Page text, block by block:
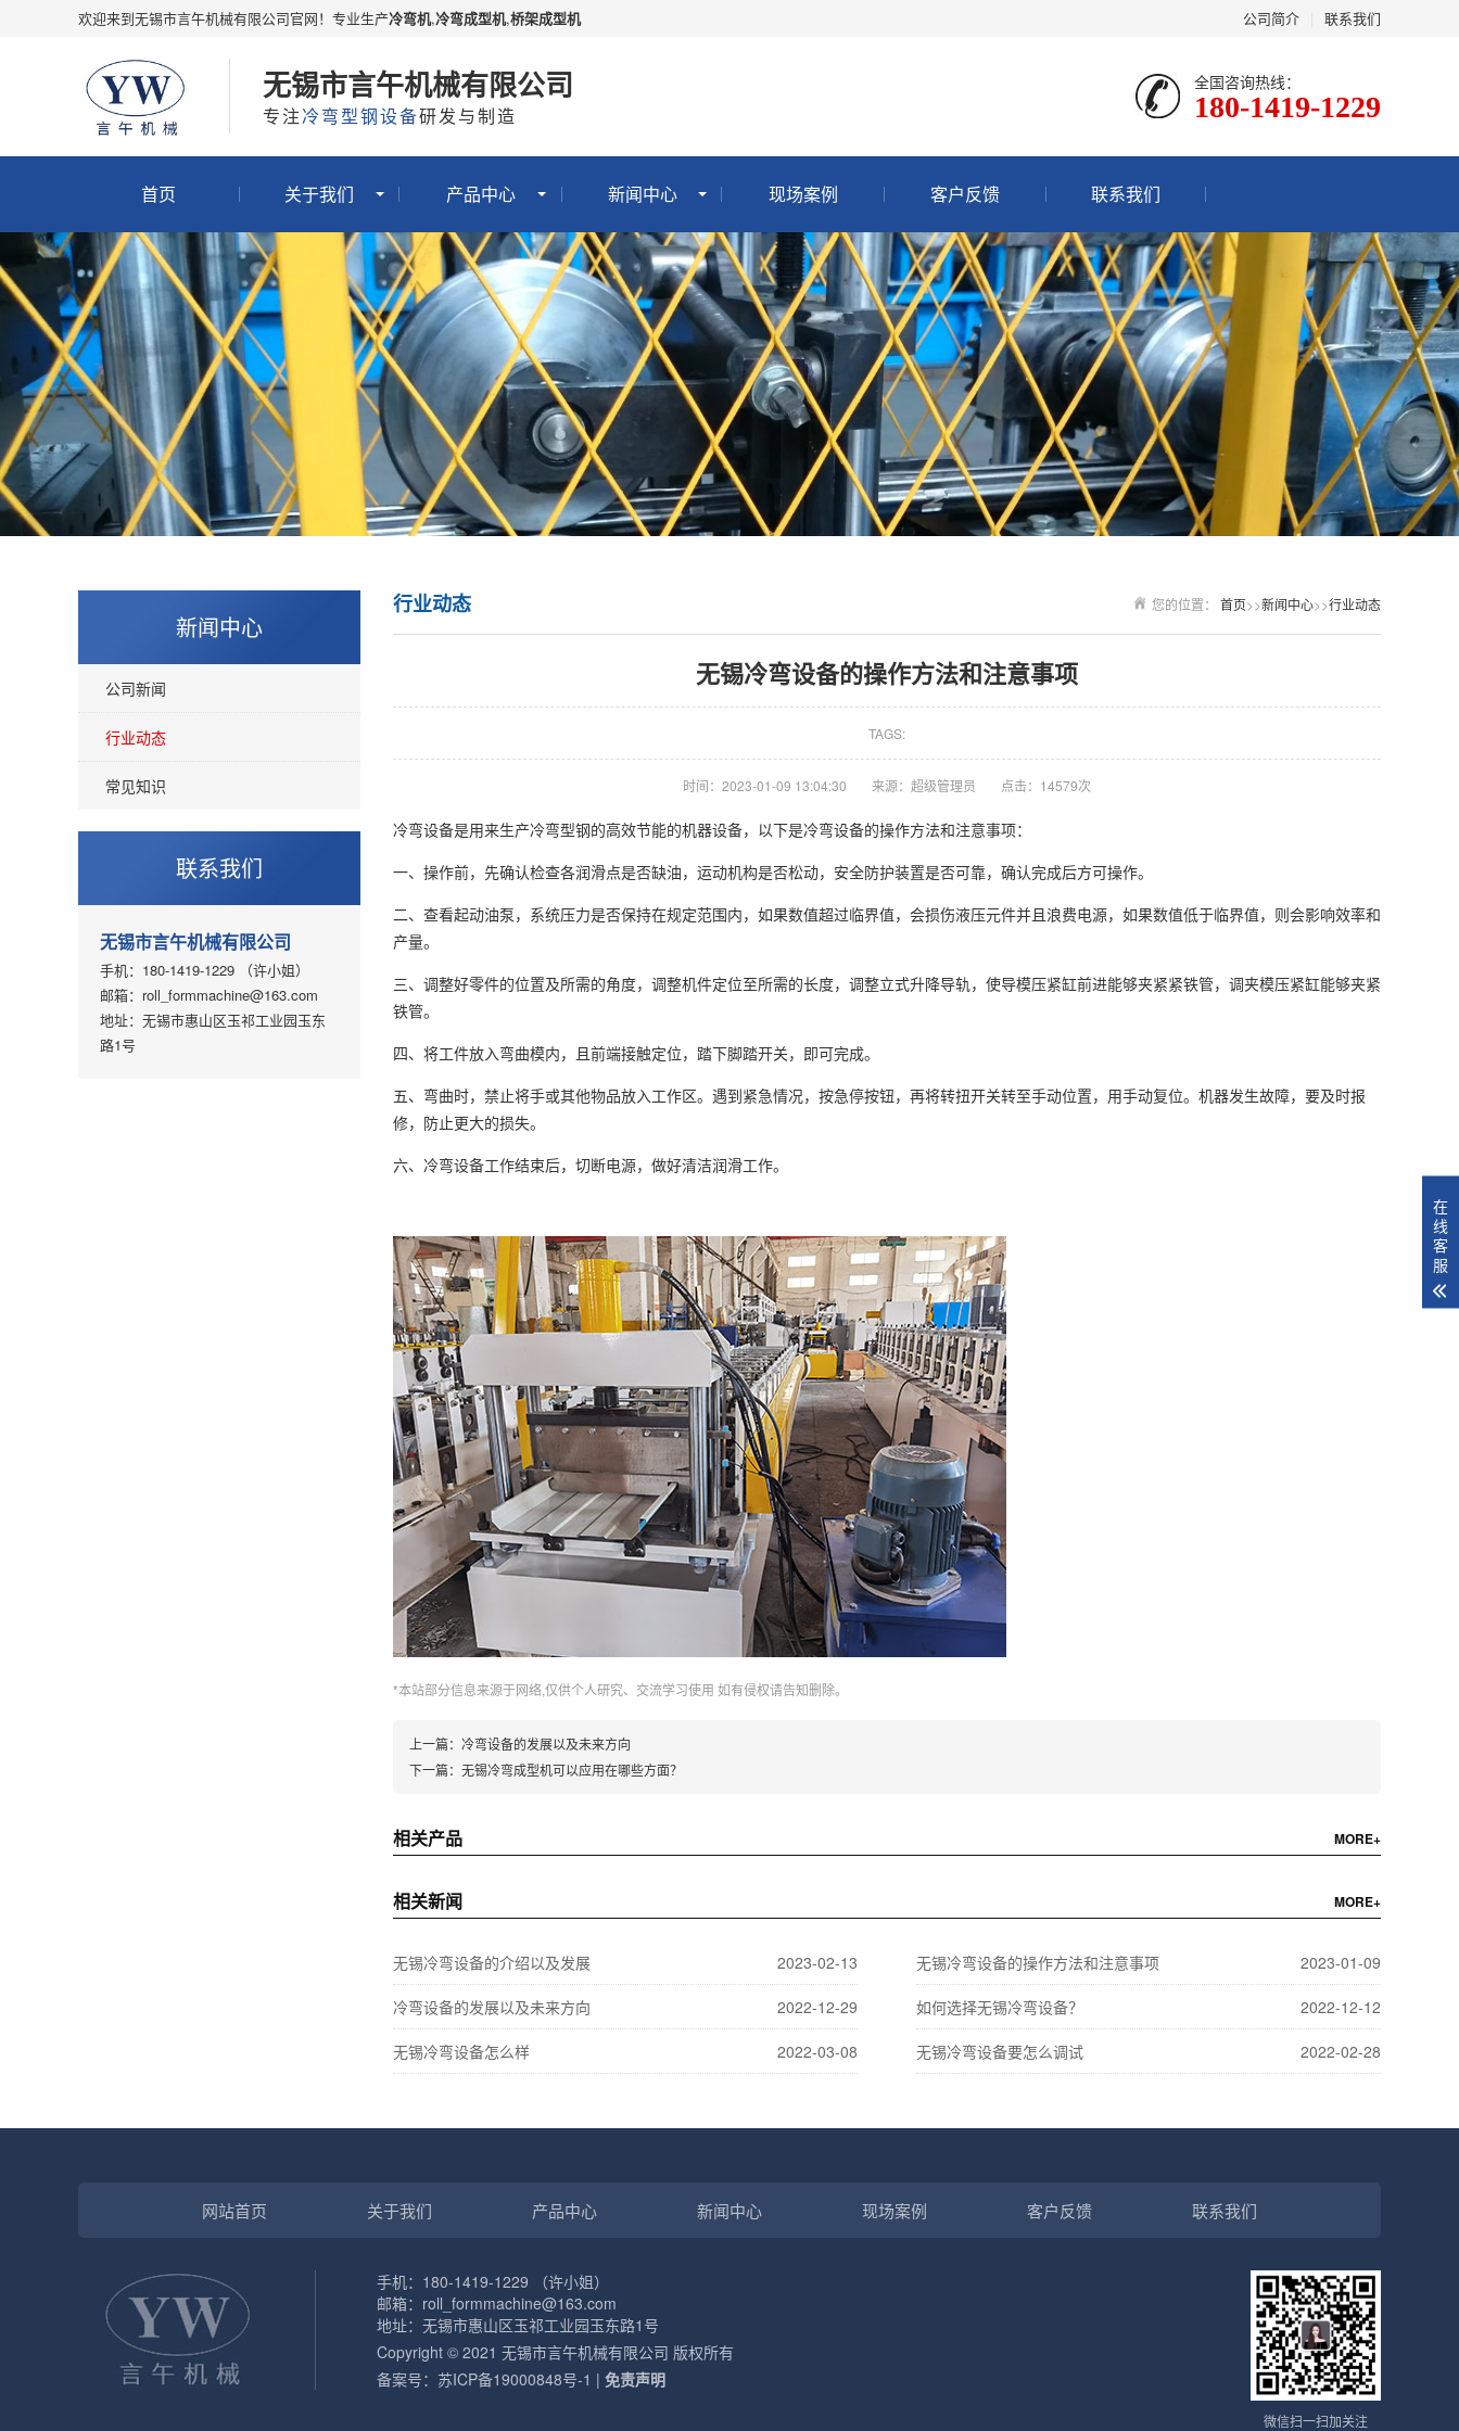
公司简介 联系我们
欢迎来到无锡市言午机械有限公司官网！专业生产冷弯机,冷弯成型机,桥架成型机
无锡市言午机械有限公司
专注冷弯型钢设备研发与制造
全国咨询热线：
180-1419-1229
首页 关于我们 产品中心 新闻中心 现场案例 客户反馈 联系我们
新闻中心
公司新闻
行业动态
常见知识
联系我们
无锡市言午机械有限公司
手机：180-1419-1229 （许小姐）
邮箱：roll_formmachine@163.com
地址：无锡市惠山区玉祁工业园玉东
路1号
您的位置： 首页>>新闻中心>>行业动态
行业动态
无锡冷弯设备的操作方法和注意事项
TAGS:
时间：2023-01-09 13:04:30 来源：超级管理员 点击：14579次
冷弯设备是用来生产冷弯型钢的高效节能的机器设备，以下是冷弯设备的操作方法和注意事项：
一、操作前，先确认检查各润滑点是否缺油，运动机构是否松动，安全防护装置是否可靠，确认完成后方可操作。
二、查看起动油泵，系统压力是否保持在规定范围内，如果数值超过临界值，会损伤液压元件并且浪费电源，如果数值低于临界值，则会影响效率和
产量。
三、调整好零件的位置及所需的角度，调整机件定位至所需的长度，调整立式升降导轨，使导模压紧缸前进能够夹紧紧铁管，调夹模压紧缸能够夹紧
铁管。
四、将工件放入弯曲模内，且前端接触定位，踏下脚踏开关，即可完成。
五、弯曲时，禁止将手或其他物品放入工作区。遇到紧急情况，按急停按钮，再将转扭开关转至手动位置，用手动复位。机器发生故障，要及时报
修，防止更大的损失。
六、冷弯设备工作结束后，切断电源，做好清洁润滑工作。
*本站部分信息来源于网络,仅供个人研究、交流学习使用 如有侵权请告知删除。
上一篇： 冷弯设备的发展以及未来方向
下一篇： 无锡冷弯成型机可以应用在哪些方面？
相关产品 MORE+
相关新闻 MORE+
无锡冷弯设备的介绍以及发展 2023-02-13 无锡冷弯设备的操作方法和注意事项 2023-01-09
冷弯设备的发展以及未来方向 2022-12-29 如何选择无锡冷弯设备？ 2022-12-12
无锡冷弯设备怎么样 2022-03-08 无锡冷弯设备要怎么调试 2022-02-28
网站首页 关于我们 产品中心 新闻中心 现场案例 客户反馈 联系我们
微信扫一扫加关注
手机：180-1419-1229 （许小姐）
邮箱：roll_formmachine@163.com
地址：无锡市惠山区玉祁工业园玉东路1号
Copyright © 2021 无锡市言午机械有限公司 版权所有
备案号： 苏ICP备19000848号-1 | 免责声明
在
线
客
服